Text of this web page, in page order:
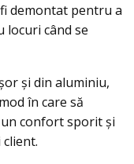
demontat pentru a
când se
și din aluminiu,
în care să
confort sporit și